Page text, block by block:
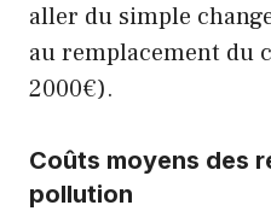
aller du simple
au remplacement du
2000€).
Coûts moyens des
pollution